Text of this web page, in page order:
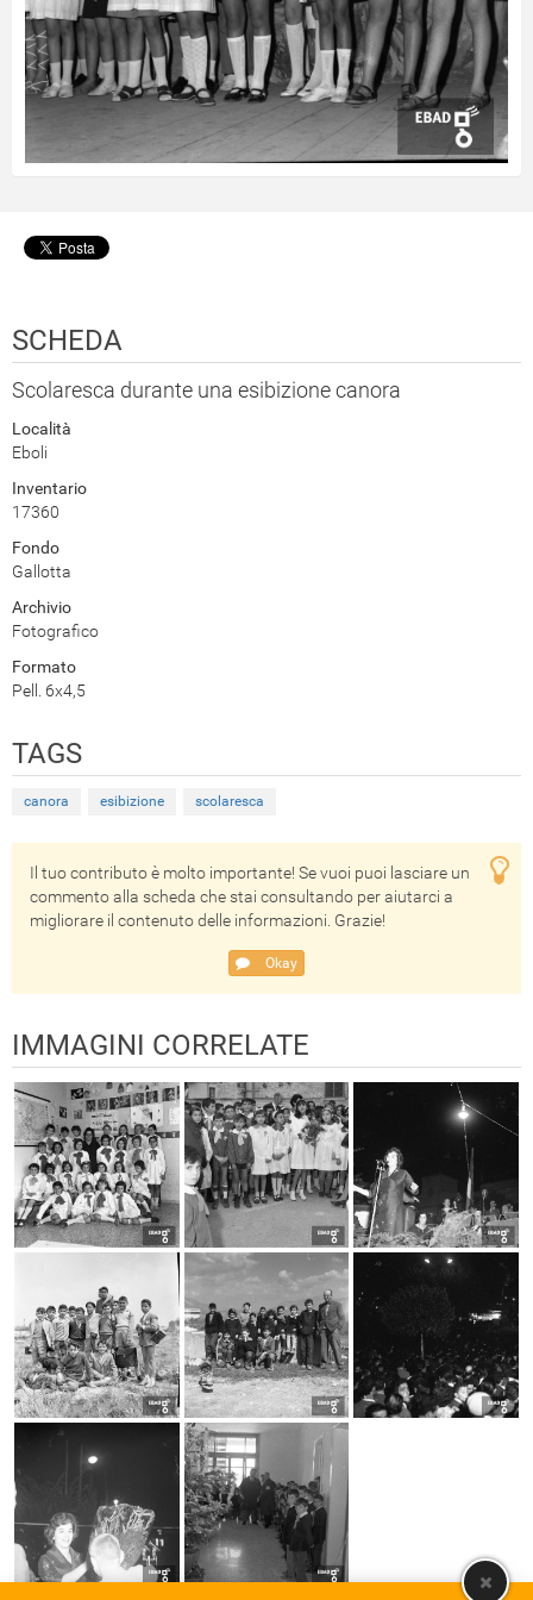
SCHEDA
Scolaresca durante una esibizione canora
Località
Eboli
Inventario
17360
Fondo
Gallotta
Archivio
Fotografico
Formato
Pell. 6x4,5
TAGS
canora esibizione scolaresca
Il tuo contributo è molto importante! Se vuoi puoi lasciare un
commento alla scheda che stai consultando per aiutarci a
migliorare il contenuto delle informazioni. Grazie!
Okay
IMMAGINI CORRELATE